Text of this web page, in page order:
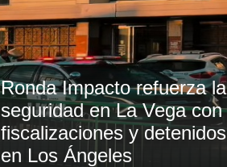
Ronda Impacto refuerza la
seguridad en La Vega con
fiscalizaciones y detenidos
en Los Ángeles